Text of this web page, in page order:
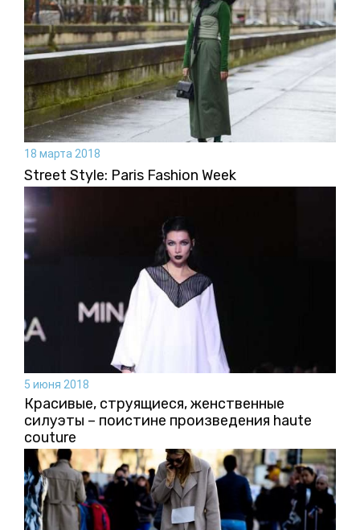
18 марта 2018
Street Style: Paris Fashion Week
5 июня 2018
Красивые, струящиеся, женственные
силуэты – поистине произведения haute
couture